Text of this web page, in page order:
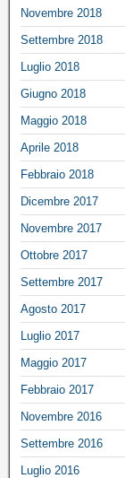
Novembre 2018
Settembre 2018
Luglio 2018
Giugno 2018
Maggio 2018
Aprile 2018
Febbraio 2018
Dicembre 2017
Novembre 2017
Ottobre 2017
Settembre 2017
Agosto 2017
Luglio 2017
Maggio 2017
Febbraio 2017
Novembre 2016
Settembre 2016
Luglio 2016